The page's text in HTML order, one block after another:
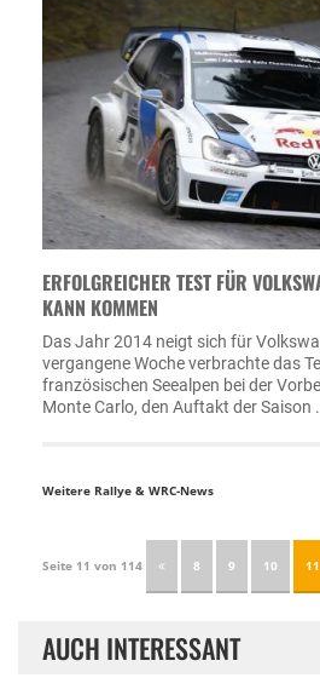
ERFOLGREICHER TEST FÜR
KANN KOMMEN
Das Jahr 2014 neigt sich für
vergangene Woche verbrachte das
französischen Seealpen bei der
Monte Carlo, den Auftakt der Saison
Weitere Rallye & WRC-News
Seite 11 von 114 8 9 10 11
AUCH INTERESSANT